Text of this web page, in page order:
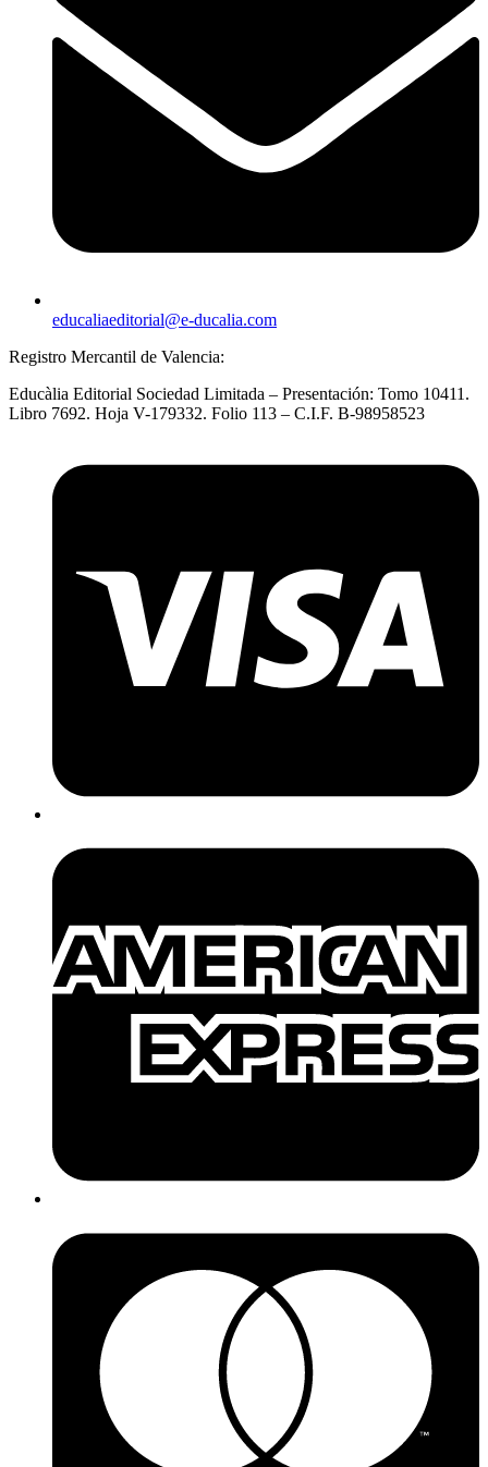
educaliaeditorial@e-ducalia.com
Registro Mercantil de Valencia:
Educàlia Editorial Sociedad Limitada – Presentación: Tomo 10411.
Libro 7692. Hoja V-179332. Folio 113 – C.I.F. B-98958523